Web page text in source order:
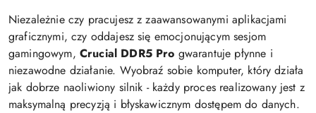
Niezależnie czy pracujesz z zaawansowanymi aplikacjami
graficznymi, czy oddajesz się emocjonującym sesjom
gamingowym, Crucial DDR5 Pro gwarantuje płynne i
niezawodne działanie. Wyobraź sobie komputer, który działa
jak dobrze naoliwiony silnik - każdy proces realizowany jest z
maksymalną precyzją i błyskawicznym dostępem do danych.